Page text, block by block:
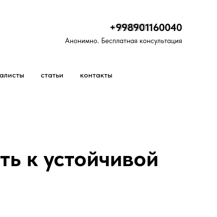
+998901160040
+998901160040
Анонимно. Бесплатная консультация
статьи контакты
к устойчивой